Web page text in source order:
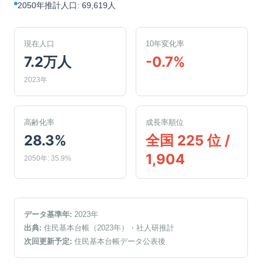
2050年推計人口: 69,619人
現在人口
7.2万人
2023年
10年変化率
-0.7%
高齢化率
28.3%
2050年: 35.9%
成長率順位
全国 225 位 /
1,904
データ基準年: 2023年
出典: 住民基本台帳（2023年）
・社人研推計
次回更新予定: 住民基本台帳データ公表後